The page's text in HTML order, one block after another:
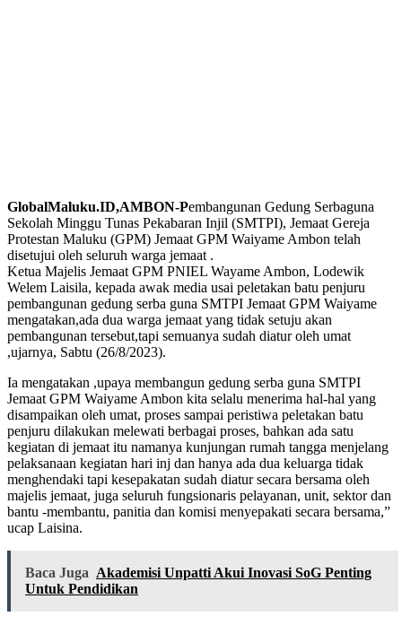
GlobalMaluku.ID,AMBON-Pembangunan Gedung Serbaguna
Sekolah Minggu Tunas Pekabaran Injil (SMTPI), Jemaat Gereja
Protestan Maluku (GPM) Jemaat GPM Waiyame Ambon telah
disetujui oleh seluruh warga jemaat .
Ketua Majelis Jemaat GPM PNIEL Wayame Ambon, Lodewik
Welem Laisila, kepada awak media usai peletakan batu penjuru
pembangunan gedung serba guna SMTPI Jemaat GPM Waiyame
mengatakan,ada dua warga jemaat yang tidak setuju akan
pembangunan tersebut,tapi semuanya sudah diatur oleh umat
,ujarnya, Sabtu (26/8/2023).
Ia mengatakan ,upaya membangun gedung serba guna SMTPI
Jemaat GPM Waiyame Ambon kita selalu menerima hal-hal yang
disampaikan oleh umat, proses sampai peristiwa peletakan batu
penjuru dilakukan melewati berbagai proses, bahkan ada satu
kegiatan di jemaat itu namanya kunjungan rumah tangga menjelang
pelaksanaan kegiatan hari inj dan hanya ada dua keluarga tidak
menghendaki tapi kesepakatan sudah diatur secara bersama oleh
majelis jemaat, juga seluruh fungsionaris pelayanan, unit, sektor dan
bantu -membantu, panitia dan komisi menyepakati secara bersama,”
ucap Laisina.
Baca Juga Akademisi Unpatti Akui Inovasi SoG Penting
Untuk Pendidikan